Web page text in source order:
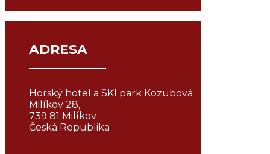
ADRESA
¯¯¯¯¯¯¯¯¯¯¯¯¯¯¯¯
Horský hotel a SKI park Kozubová
Milíkov 28,
739 81 Milíkov
Česká Republika